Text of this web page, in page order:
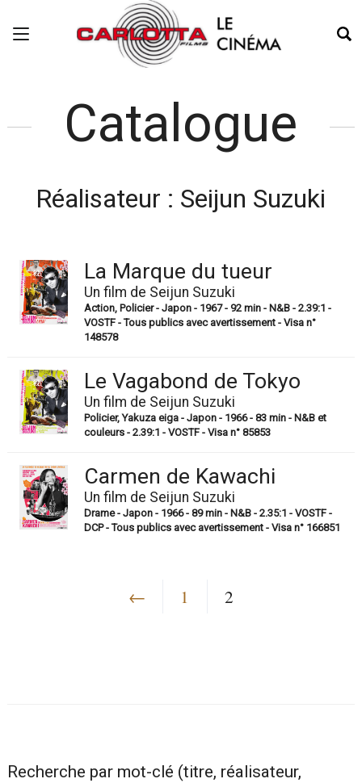
Catalogue
Réalisateur : Seijun Suzuki
La Marque du tueur
Un film de Seijun Suzuki
Action, Policier - Japon - 1967 - 92 min - N&B - 2.39:1 -
VOSTF - Tous publics avec avertissement - Visa n°
148578
Le Vagabond de Tokyo
Un film de Seijun Suzuki
Policier, Yakuza eiga - Japon - 1966 - 83 min - N&B et
couleurs - 2.39:1 - VOSTF - Visa n° 85853
Carmen de Kawachi
Un film de Seijun Suzuki
Drame - Japon - 1966 - 89 min - N&B - 2.35:1 - VOSTF -
DCP - Tous publics avec avertissement - Visa n° 166851
← 1 2
Recherche par mot-clé (titre, réalisateur,